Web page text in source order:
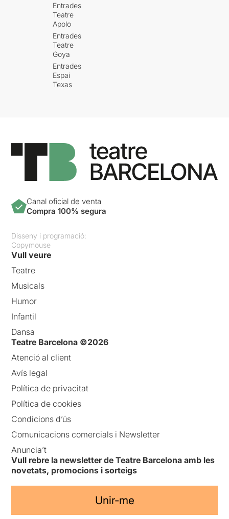
Entrades
Teatre
Apolo
Entrades
Teatre
Goya
Entrades
Espai
Texas
Canal oficial de venta
Compra 100% segura
Disseny i programació:
Copymouse
Vull veure
Teatre
Musicals
Humor
Infantil
Dansa
Teatre Barcelona ©2026
Atenció al client
Avís legal
Política de privacitat
Política de cookies
Condicions d’ús
Comunicacions comercials i Newsletter
Anuncia’t
Vull rebre la newsletter de Teatre Barcelona amb les
novetats, promocions i sorteigs
Unir-me